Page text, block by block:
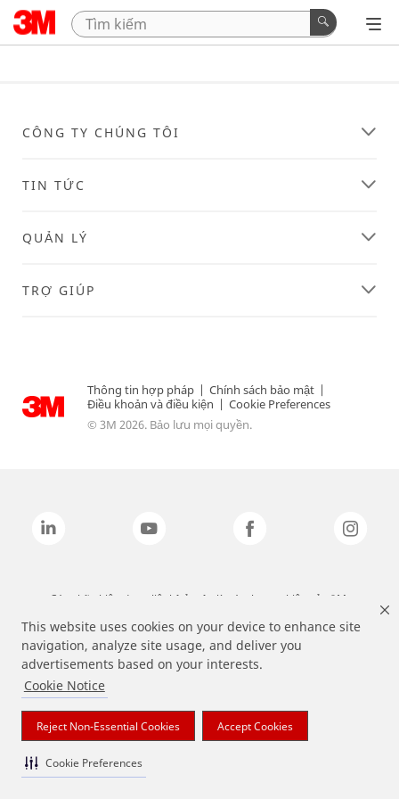
This website uses cookies on your device to enhance site
navigation, analyze site usage, and deliver you
advertisements based on your interests.
Cookie Notice
Reject Non-Essential Cookies Accept Cookies
Cookie Preferences
CÔNG TY CHÚNG TÔI
TIN TỨC
QUẢN LÝ
TRỢ GIÚP
Thông tin hợp pháp | Chính sách bảo mật |
Điều khoản và điều kiện | Cookie Preferences
© 3M 2026. Bảo lưu mọi quyền.
Các nhãn hiệu được liệt kê ở trên là các thương hiệu của 3M.